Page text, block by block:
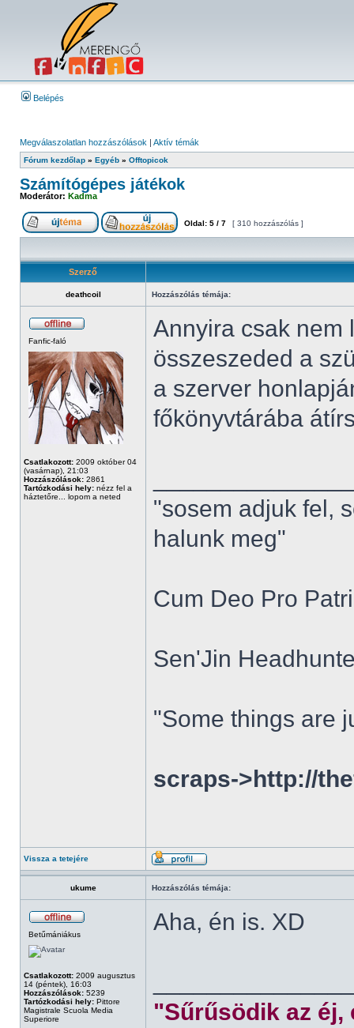
Belépés
Megválaszolatlan hozzászólások | Aktív témák
Fórum kezdőlap » Egyéb » Offtopicok
Számítógépes játékok
Moderátor: Kadma
Oldal: 5 / 7 [ 310 hozzászólás ]
Szerző
deathcoil Hozzászólás témája:
Fanfic-faló
Csatlakozott: 2009 október 04
(vasárnap), 21:03
Hozzászólások: 2861
Tartózkodási hely: nézz fel a
háztetőre... lopom a neted
Annyira csak nem
összeszeded a
a szerver
főkönyvtárába
"sosem adjuk fel,
halunk meg"
Cum Deo Pro
Sen'Jin
"Some things are
scraps->http://
Vissza a tetejére
ukume Hozzászólás témája:
Betűmániákus
Csatlakozott: 2009 augusztus
14 (péntek), 16:03
Hozzászólások: 5239
Tartózkodási hely: Pittore
Magistrale Scuola Media
Superiore
Aha, én is. XD
"Sűrűsödik az éj,